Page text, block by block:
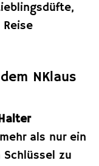
NKlaus
als nur ein
zu